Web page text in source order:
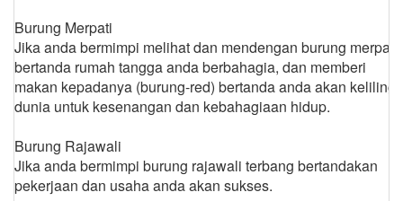
Burung Merpati
Jika anda bermimpi melihat dan mendengan burung merpati,
bertanda rumah tangga anda berbahagia, dan memberi
makan kepadanya (burung-red) bertanda anda akan keliling
dunia untuk kesenangan dan kebahagiaan hidup.
Burung Rajawali
Jika anda bermimpi burung rajawali terbang bertandakan
pekerjaan dan usaha anda akan sukses.